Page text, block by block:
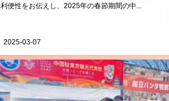
利便性をお伝えし、2025年の春節期間の中...
2025-03-07